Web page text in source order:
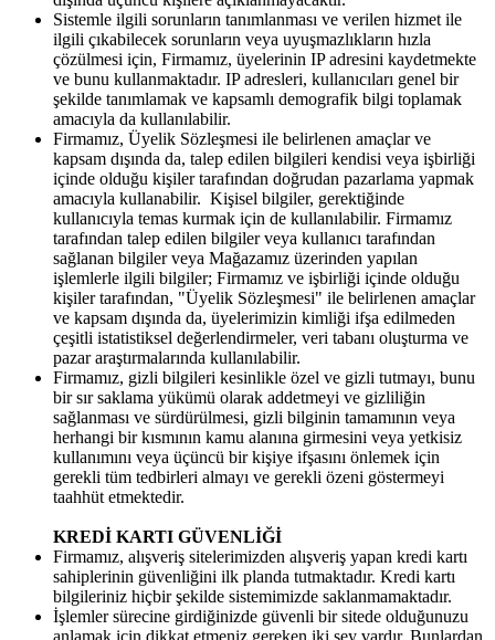
Sistemle ilgili sorunların tanımlanması ve verilen hizmet ile
ilgili çıkabilecek sorunların veya uyuşmazlıkların hızla
çözülmesi için, Firmamız, üyelerinin IP adresini kaydetmekte
ve bunu kullanmaktadır. IP adresleri, kullanıcıları genel bir
şekilde tanımlamak ve kapsamlı demografik bilgi toplamak
amacıyla da kullanılabilir.
Firmamız, Üyelik Sözleşmesi ile belirlenen amaçlar ve
kapsam dışında da, talep edilen bilgileri kendisi veya işbirliği
içinde olduğu kişiler tarafından doğrudan pazarlama yapmak
amacıyla kullanabilir. Kişisel bilgiler, gerektiğinde
kullanıcıyla temas kurmak için de kullanılabilir. Firmamız
tarafından talep edilen bilgiler veya kullanıcı tarafından
sağlanan bilgiler veya Mağazamız üzerinden yapılan
işlemlerle ilgili bilgiler; Firmamız ve işbirliği içinde olduğu
kişiler tarafından, "Üyelik Sözleşmesi" ile belirlenen amaçlar
ve kapsam dışında da, üyelerimizin kimliği ifşa edilmeden
çeşitli istatistiksel değerlendirmeler, veri tabanı oluşturma ve
pazar araştırmalarında kullanılabilir.
Firmamız, gizli bilgileri kesinlikle özel ve gizli tutmayı, bunu
bir sır saklama yükümü olarak addetmeyi ve gizliliğin
sağlanması ve sürdürülmesi, gizli bilginin tamamının veya
herhangi bir kısmının kamu alanına girmesini veya yetkisiz
kullanımını veya üçüncü bir kişiye ifşasını önlemek için
gerekli tüm tedbirleri almayı ve gerekli özeni göstermeyi
taahhüt etmektedir.
KREDİ KARTI GÜVENLİĞİ
Firmamız, alışveriş sitelerimizden alışveriş yapan kredi kartı
sahiplerinin güvenliğini ilk planda tutmaktadır. Kredi kartı
bilgileriniz hiçbir şekilde sistemimizde saklanmamaktadır.
İşlemler sürecine girdiğinizde güvenli bir sitede olduğunuzu
anlamak için dikkat etmeniz gereken iki şey vardır. Bunlardan